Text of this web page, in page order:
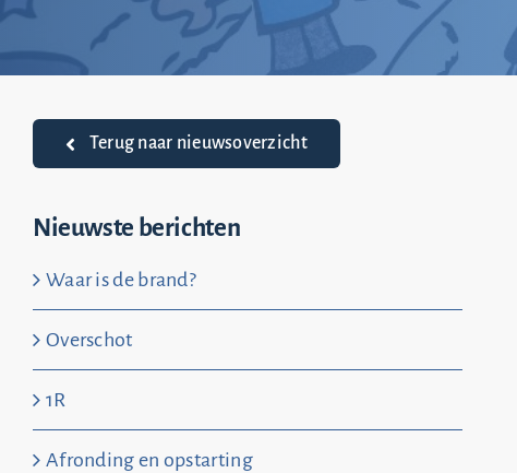
Terug naar nieuwsoverzicht
Nieuwste berichten
Waar is de brand?
Overschot
1R
Afronding en opstarting